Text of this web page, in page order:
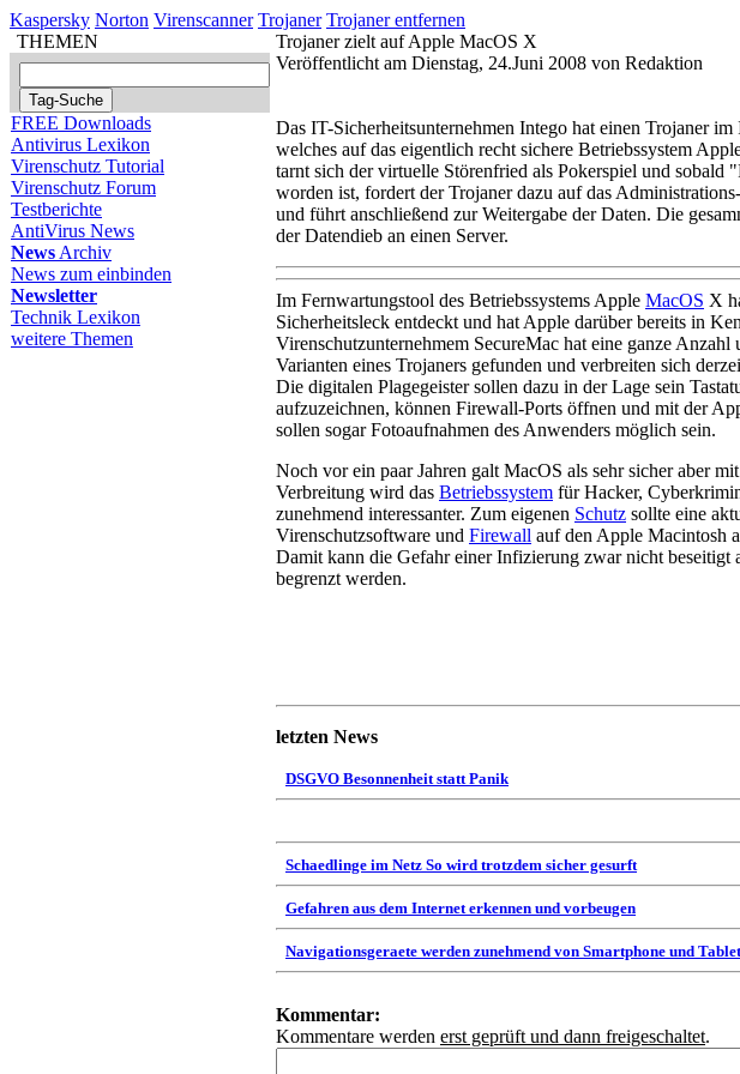
Kaspersky Norton Virenscanner Trojaner Trojaner entfernen
THEMEN
FREE Downloads
Antivirus Lexikon
Virenschutz Tutorial
Virenschutz Forum
Testberichte
AntiVirus News
News Archiv
News zum einbinden
Newsletter
Technik Lexikon
weitere Themen
Trojaner zielt auf Apple MacOS X
Veröffentlicht am Dienstag, 24.Juni 2008 von Redaktion
Das IT-Sicherheitsunternehmen Intego hat einen Trojaner im
welches auf das eigentlich recht sichere Betriebssystem
tarnt sich der virtuelle Störenfried als Pokerspiel und sobald
worden ist, fordert der Trojaner dazu auf das
und führt anschließend zur Weitergabe der Daten. Die
der Datendieb an einen Server.
Im Fernwartungstool des Betriebssystems Apple MacOS X
Sicherheitsleck entdeckt und hat Apple darüber bereits in
Virenschutzunternehmem SecureMac hat eine ganze Anzahl
Varianten eines Trojaners gefunden und verbreiten sich
Die digitalen Plagegeister sollen dazu in der Lage sein
aufzuzeichnen, können Firewall-Ports öffnen und mit der
sollen sogar Fotoaufnahmen des Anwenders möglich sein.
Noch vor ein paar Jahren galt MacOS als sehr sicher aber
Verbreitung wird das Betriebssystem für Hacker,
zunehmend interessanter. Zum eigenen Schutz sollte eine
Virenschutzsoftware und Firewall auf den Apple Macintosh
Damit kann die Gefahr einer Infizierung zwar nicht beseitigt
begrenzt werden.
letzten News
DSGVO Besonnenheit statt Panik
Schaedlinge im Netz So wird trotzdem sicher gesurft
Gefahren aus dem Internet erkennen und vorbeugen
Navigationsgeraete werden zunehmend von Smartphone und
Kommentar:
Kommentare werden erst geprüft und dann freigeschaltet.